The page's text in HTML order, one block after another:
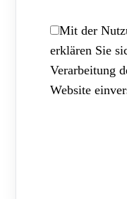
Mit der
erklären Sie
Verarbeitung
Website